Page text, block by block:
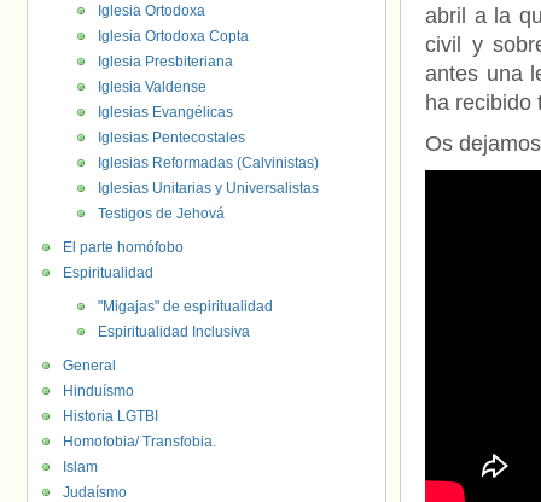
abril a la
civil y
antes una
ha recibido
Os
Iglesia Ortodoxa
Iglesia Ortodoxa Copta
Iglesia Presbiteriana
Iglesia Valdense
Iglesias Evangélicas
Iglesias Pentecostales
Iglesias Reformadas (Calvinistas)
Iglesias Unitarias y Universalistas
Testigos de Jehová
El parte homófobo
Espiritualidad
"Migajas" de espiritualidad
Espiritualidad Inclusiva
General
Hinduísmo
Historia LGTBI
Homofobia/ Transfobia.
Islam
Judaísmo